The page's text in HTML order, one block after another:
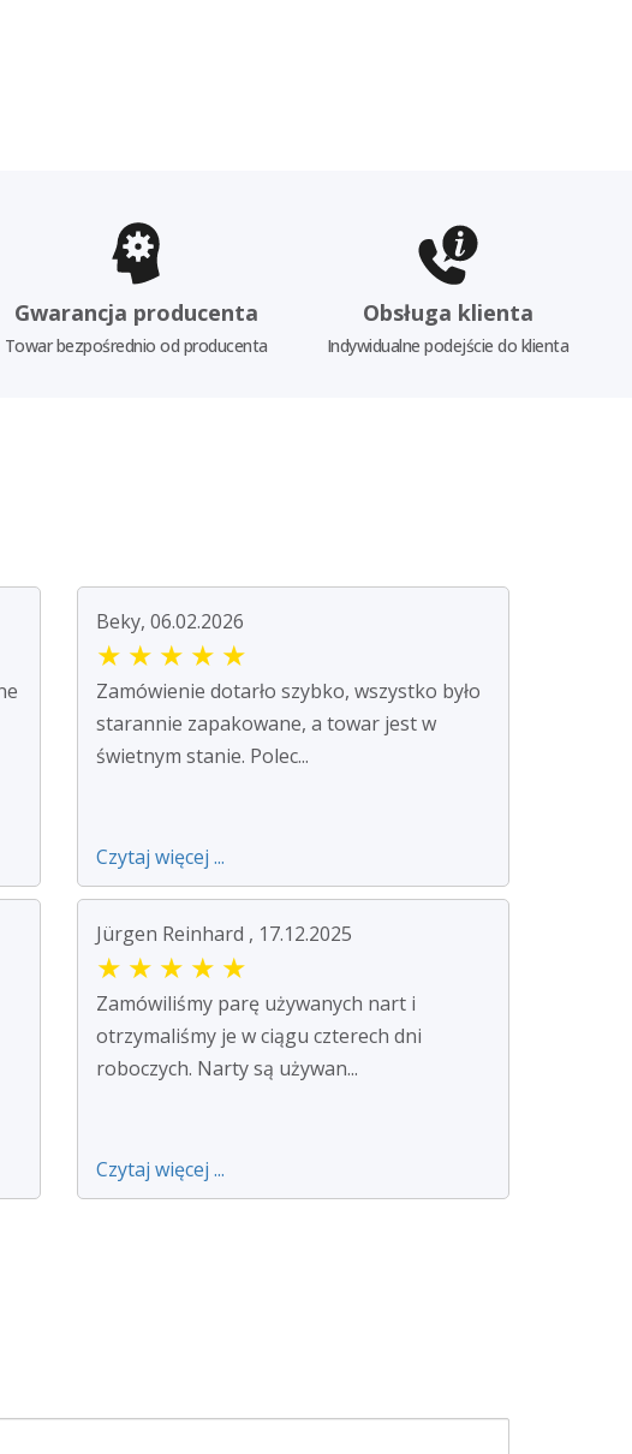
Gwarancja producenta
Towar bezpośrednio od producenta
Obsługa klienta
Indywidualne podejście do klienta
Beky, 06.02.2026
★ ★ ★ ★ ★
Zamówienie dotarło szybko, wszystko było
starannie zapakowane, a towar jest w
świetnym stanie. Polec...
Czytaj więcej ...
Jürgen Reinhard , 17.12.2025
★ ★ ★ ★ ★
Zamówiliśmy parę używanych nart i
otrzymaliśmy je w ciągu czterech dni
roboczych. Narty są używan...
Czytaj więcej ...